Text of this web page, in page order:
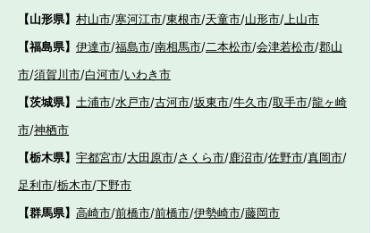
【山形県】 村山市/寒河江市/東根市/天童市/山形市/上山市
【福島県】 伊達市/福島市/南相馬市/二本松市/会津若松市/郡山
市/須賀川市/白河市/いわき市
【茨城県】 土浦市/水戸市/古河市/坂東市/牛久市/取手市/龍ヶ崎
市/神栖市
【栃木県】 宇都宮市/大田原市/さくら市/鹿沼市/佐野市/真岡市/
足利市/栃木市/下野市
【群馬県】 高崎市/前橋市/前橋市/伊勢崎市/藤岡市